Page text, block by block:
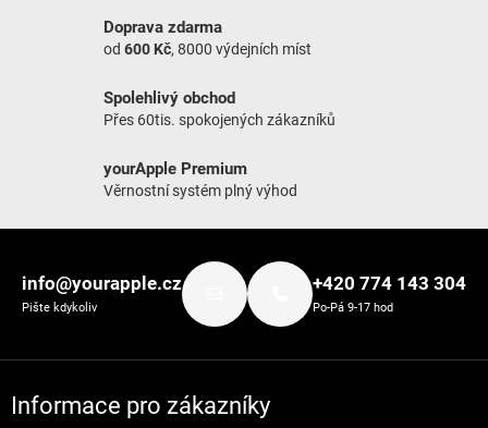
Doprava zdarma
od 600 Kč, 8000 výdejních míst
Spolehlivý obchod
Přes 60tis. spokojených zákazníků
yourApple Premium
Věrnostní systém plný výhod
info@yourapple.cz
Pište kdykoliv
+420 774 143 304
Po-Pá 9-17 hod
Informace pro zákazníky